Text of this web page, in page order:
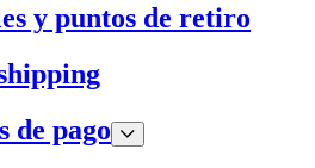
y puntos de retiro
de pago